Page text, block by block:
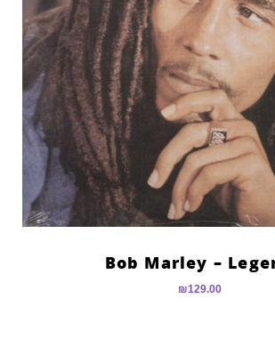
Bob Marley –
₪129.00